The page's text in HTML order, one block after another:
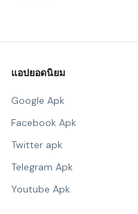
แอปยอดนิยม
Google Apk
Facebook Apk
Twitter apk
Telegram Apk
Youtube Apk